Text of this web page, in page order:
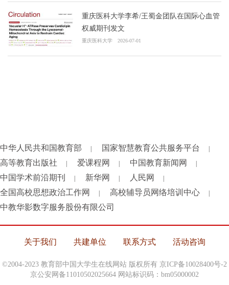
重庆医科大学李希/王蜀金团队在国际心血管
权威期刊发文
重庆医科大学 2026-07-01
中华人民共和国教育部 | 国家智慧教育公共服务平台 |
高等教育出版社 | 爱课程网 | 中国教育新闻网 |
中国学术前沿期刊 | 新华网 | 人民网 |
全国高校思想政治工作网 | 高校辅导员网络培训中心 |
中教华影数字服务股份有限公司
关于我们 共建单位 联系方式 活动咨询
©2004-2023 教育部中国大学生在线网站 版权所有 京ICP备10028400号-2
京公安网备11010502025664 网站标识码：bm05000002